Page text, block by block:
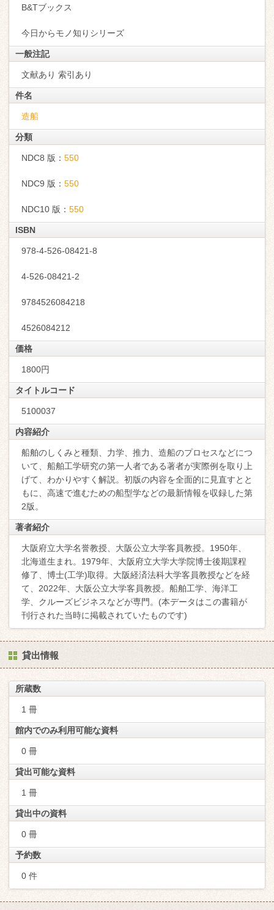
B&Tブックス
今日からモノ知りシリーズ
一般注記
文献あり 索引あり
件名
造船
分類
NDC8 版： 550
NDC9 版： 550
NDC10 版： 550
ISBN
978-4-526-08421-8
4-526-08421-2
9784526084218
4526084212
価格
1800円
タイトルコード
5100037
内容紹介
船舶のしくみと種類、力学、推力、造船のプロセスなどにつ
いて、船舶工学研究の第一人者である著者が実際例を取り上
げて、わかりやすく解説。初版の内容を全面的に見直すとと
もに、高速で進むための船型学などの最新情報を収録した第
2版。
著者紹介
大阪府立大学名誉教授、大阪公立大学客員教授。1950年、
北海道生まれ。1979年、大阪府立大学大学院博士後期課程
修了、博士(工学)取得。大阪経済法科大学客員教授などを経
て、2022年、大阪公立大学客員教授。船舶工学、海洋工
学、クルーズビジネスなどが専門。(本データはこの書籍が
刊行された当時に掲載されていたものです)
貸出情報
所蔵数
1 冊
館内でのみ利用可能な資料
0 冊
貸出可能な資料
1 冊
貸出中の資料
0 冊
予約数
0 件